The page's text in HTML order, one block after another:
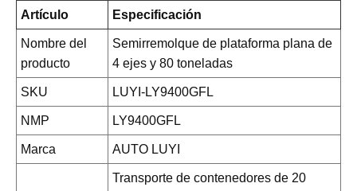
Artículo Especificación
Nombre del
producto
Semirremolque de plataforma plana de
4 ejes y 80 toneladas
SKU LUYI-LY9400GFL
NMP LY9400GFL
Marca AUTO LUYI
Transporte de contenedores de 20